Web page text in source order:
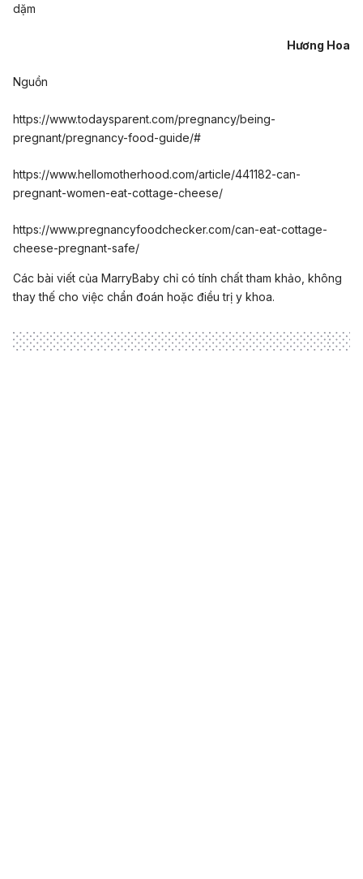
dặm
Hương Hoa
Nguồn
https://www.todaysparent.com/pregnancy/being-
pregnant/pregnancy-food-guide/#
https://www.hellomotherhood.com/article/441182-can-
pregnant-women-eat-cottage-cheese/
https://www.pregnancyfoodchecker.com/can-eat-cottage-
cheese-pregnant-safe/
Các bài viết của MarryBaby chỉ có tính chất tham khảo, không
thay thế cho việc chẩn đoán hoặc điều trị y khoa.